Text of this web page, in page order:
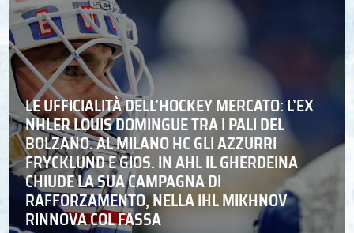
LE UFFICIALITÀ DELL’HOCKEY MERCATO: L’EX
NHLER LOUIS DOMINGUE TRA I PALI DEL
BOLZANO. AL MILANO HC GLI AZZURRI
FRYCKLUND E GIOS. IN AHL IL GHERDEINA
CHIUDE LA SUA CAMPAGNA DI
RAFFORZAMENTO, NELLA IHL MIKHNOV
RINNOVA COL FASSA